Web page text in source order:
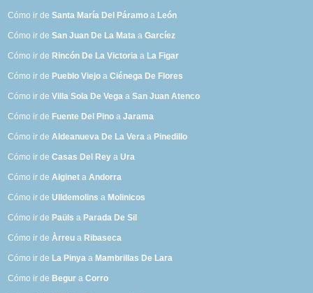
Cómo ir deSanta María Del Páramo a León
Cómo ir deSan Juan De La Mata aGarcíez
Cómo ir de Rincón De La Victoria a La Figar
Cómo ir de Pueblo Viejo aCiénega De Flores
Cómo ir deVilla Sola De Vega aSan Juan Atenco
Cómo ir de Fuente Del Pino aJarama
Cómo ir deAldeanueva De La Vera a Pinedillo
Cómo ir deCasas Del Rey aUra
Cómo ir deAlginet aAndorra
Cómo ir deUlldemolins a Molinicos
Cómo ir de Paüls a Parada De Sil
Cómo ir deÀrreu a Ribaseca
Cómo ir de La Pinya a Mambrillas De Lara
Cómo ir de Begur aCorro